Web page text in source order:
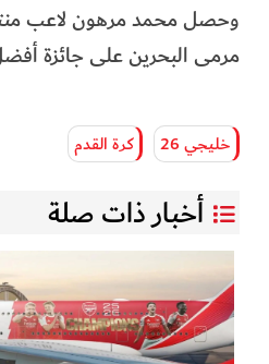
وحصل محمد مرهون لاعب
مرمى البحرين على جائزة
خليجي 26 كرة القدم
أخبار ذات صلة